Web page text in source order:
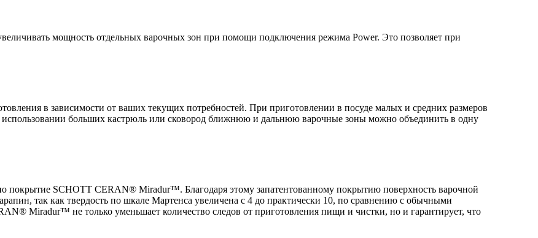
мощность отдельных варочных зон при помощи подключения режима Power. Это позволяет при
в зависимости от ваших текущих потребностей. При приготовлении в посуде малых и средних размеров
больших кастрюль или сковород ближнюю и дальнюю варочные зоны можно объединить в одну
покрытие SCHOTT CERAN® Miradur™. Благодаря этому запатентованному покрытию поверхность варочной
так как твердость по шкале Мартенса увеличена с 4 до практически 10, по сравнению с обычными
Miradur™ не только уменьшает количество следов от приготовления пищи и чистки, но и гарантирует, что